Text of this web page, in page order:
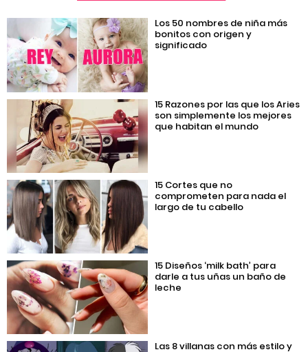
Los 50 nombres de niña más
bonitos con origen y
significado
15 Razones por las que los Aries
son simplemente los mejores
que habitan el mundo
15 Cortes que no
comprometen para nada el
largo de tu cabello
15 Diseños ‘milk bath’ para
darle a tus uñas un baño de
leche
Las 8 villanas con más estilo y